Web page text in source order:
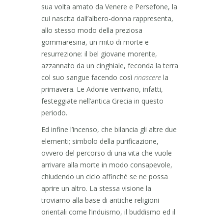
sua volta amato da Venere e Persefone, la
cui nascita dall’albero-donna rappresenta,
allo stesso modo della preziosa
gommaresina, un mito di morte e
resurrezione: il bel giovane morente,
azzannato da un cinghiale, feconda la terra
col suo sangue facendo così rinascere la
primavera. Le Adonie venivano, infatti,
festeggiate nell’antica Grecia in questo
periodo.
Ed infine l’incenso, che bilancia gli altre due
elementi; simbolo della purificazione,
ovvero del percorso di una vita che vuole
arrivare alla morte in modo consapevole,
chiudendo un ciclo affinché se ne possa
aprire un altro. La stessa visione la
troviamo alla base di antiche religioni
orientali come l’induismo, il buddismo ed il